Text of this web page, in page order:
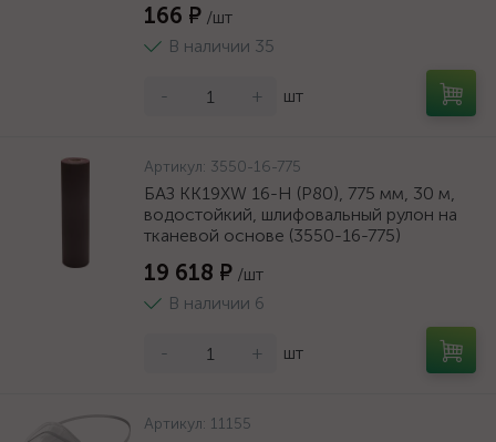
166 ₽ /шт
В наличии 35
- + шт
Артикул: 3550-16-775
БАЗ KK19XW 16-H (Р80), 775 мм, 30 м,
водостойкий, шлифовальный рулон на
тканевой основе (3550-16-775)
19 618 ₽ /шт
В наличии 6
- + шт
Артикул: 11155